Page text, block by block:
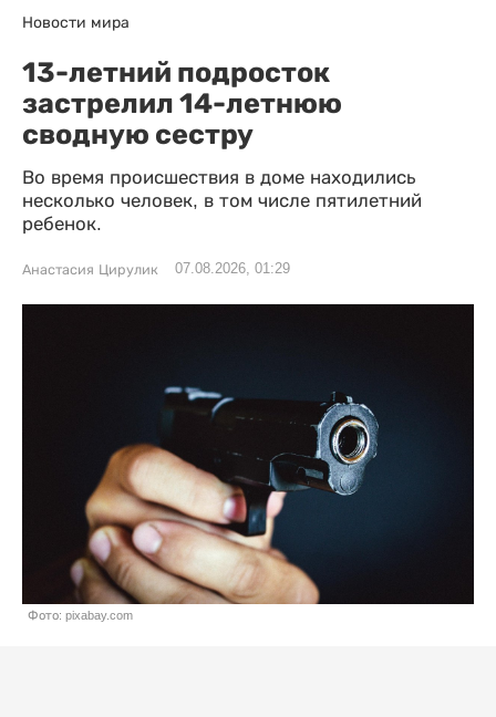
Новости мира
13-летний подросток
застрелил 14-летнюю
сводную сестру
Во время происшествия в доме находились
несколько человек, в том числе пятилетний
ребенок.
Анастасия Цирулик 07.08.2026, 01:29
Фото: pixabay.com